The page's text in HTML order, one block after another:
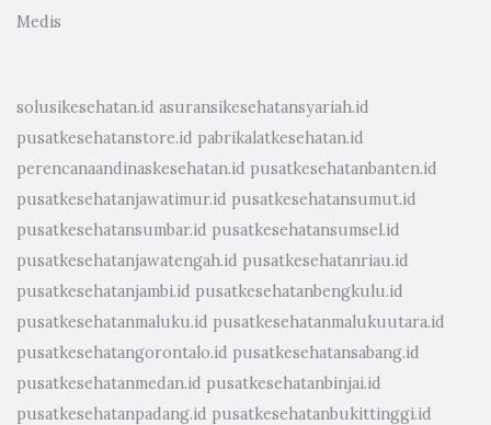
Medis
solusikesehatan.id asuransikesehatansyariah.id
pusatkesehatanstore.id pabrikalatkesehatan.id
perencanaandinaskesehatan.id pusatkesehatanbanten.id
pusatkesehatanjawatimur.id pusatkesehatansumut.id
pusatkesehatansumbar.id pusatkesehatansumsel.id
pusatkesehatanjawatengah.id pusatkesehatanriau.id
pusatkesehatanjambi.id pusatkesehatanbengkulu.id
pusatkesehatanmaluku.id pusatkesehatanmalukuutara.id
pusatkesehatangorontalo.id pusatkesehatansabang.id
pusatkesehatanmedan.id pusatkesehatanbinjai.id
pusatkesehatanpadang.id pusatkesehatanbukittinggi.id